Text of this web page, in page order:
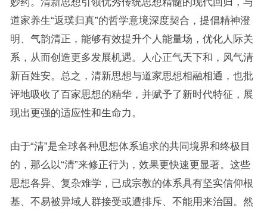
道家养生“返璞归真”的哲学意境深度契合，提倡精神澄
明、气韵清正，能够有效提升个人能量场，优化人际关
系，从而创造更多发展机遇。人心正气天下和，风气清
新百姓安。总之，清新思想与道家思想相融相通，也批
评地吸收了百家思想的精华，并赋予了新时代特征，展
现出更强的适应性和生命力。
由于“清”是全球各种思想体系追求的共同境界和终极目
的，那么以“清”来修正行为，效果更快速更显著。这些
思想各异、复杂难学，已成宗教的体系具有坚实信仰根
基、不易被异域人群接受或遭排斥、不能用来治国。然